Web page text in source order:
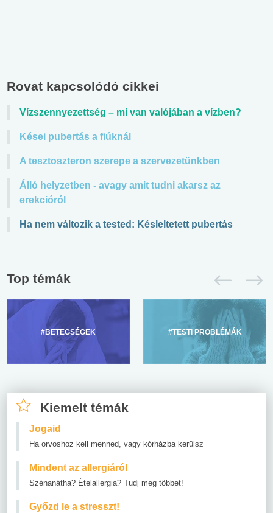
Rovat kapcsolódó cikkei
Vízszennyezettség – mi van valójában a vízben?
Kései pubertás a fiúknál
A tesztoszteron szerepe a szervezetünkben
Álló helyzetben - avagy amit tudni akarsz az
erekcióról
Ha nem változik a tested: Késleltetett pubertás
Top témák
#BETEGSÉGEK #TESTI PROBLÉMÁK
Kiemelt témák
Jogaid
Ha orvoshoz kell menned, vagy kórházba kerülsz
Mindent az allergiáról
Szénanátha? Ételallergia? Tudj meg többet!
Győzd le a stresszt!